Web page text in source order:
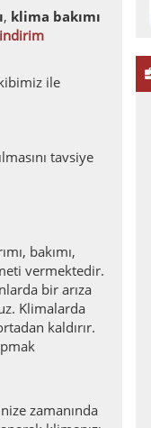
, klima bakımı
ile
tavsiye
bakımı,
vermektedir.
bir arıza
Klimalarda
kaldırır.
zamanında